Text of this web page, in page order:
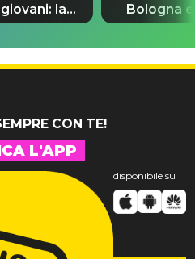
giovani: la
dedica
dell'ex
Bologna e
spunta
Antonacci
CON TE!
L'APP
disponibile su